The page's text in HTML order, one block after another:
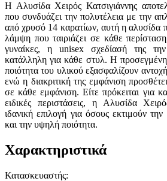
Η Αλυσίδα Χειρός Κατσιγιάννης
που συνδυάζει την πολυτέλεια με την
από χρυσό 14 καρατίων, αυτή η αλυσίδα
λάμψη που ταιριάζει σε κάθε
γυναίκες, η unisex σχεδίασή της
κατάλληλη για κάθε στυλ. Η
ποιότητα του υλικού εξασφαλίζουν
ενώ η διακριτική της εμφάνιση
σε κάθε εμφάνιση. Είτε πρόκειται για
ειδικές περιστάσεις, η Αλυσίδα
ιδανική επιλογή για όσους εκτιμούν
και την υψηλή ποιότητα.
Χαρακτηριστικά
Κατασκευαστής: